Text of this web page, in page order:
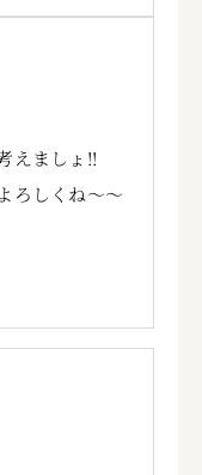
えましょ!!
ろしくね～～